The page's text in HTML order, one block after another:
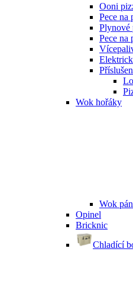
Ooni
Pece na
Plynové
Pece na
Wok hořáky
Wok
Opinel
Bricknic
Chladící